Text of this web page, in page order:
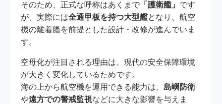
そのため、正式な呼称はあくまで 「護衛艦」 です
が、実際には全通甲板を持つ大型艦となり、航空
機の離着艦を前提とした設計・改修が進んでいま
す。
空母化が注目される理由は、現代の安全保障環境
が大きく変化しているためです。
海の上から航空機を運用できる能力は、島嶼防衛
や遠方での警戒監視などに大きな影響を与えま